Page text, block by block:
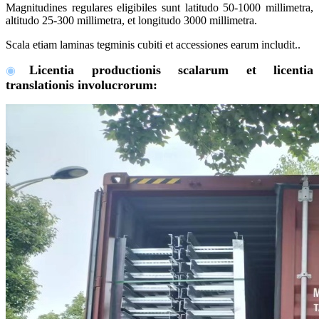
Magnitudines regulares eligibiles sunt latitudo 50-1000 millimetra,
altitudo 25-300 millimetra, et longitudo 3000 millimetra.
Scala etiam laminas tegminis cubiti et accessiones earum includit..
◉Licentia productionis scalarum et licentia
translationis involucrorum: